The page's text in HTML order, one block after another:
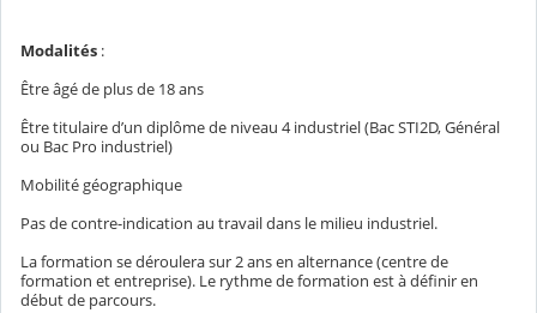
Modalités :
Être âgé de plus de 18 ans
Être titulaire d’un diplôme de niveau 4 industriel (Bac STI2D, Général
ou Bac Pro industriel)
Mobilité géographique
Pas de contre-indication au travail dans le milieu industriel.
La formation se déroulera sur 2 ans en alternance (centre de
formation et entreprise). Le rythme de formation est à définir en
début de parcours.